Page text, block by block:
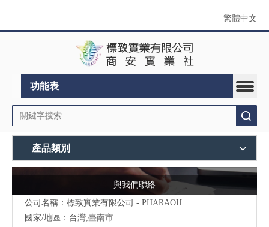
繁體中文
功能表
產品類別
與我們聯絡
公司名稱：標致實業有限公司 - PHARAOH
國家/地區：台灣,臺南市